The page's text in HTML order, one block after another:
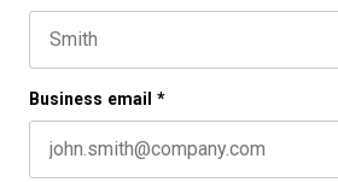
This field is for validation
Business email *